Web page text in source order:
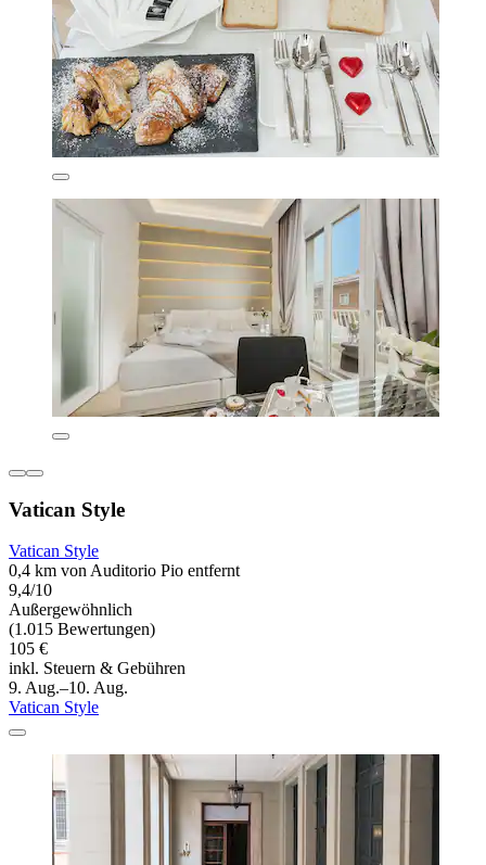
Vatican Style
Vatican Style
0,4 km von Auditorio Pio entfernt
9,4/10
Außergewöhnlich
(1.015 Bewertungen)
105 €
inkl. Steuern & Gebühren
9. Aug.–10. Aug.
Vatican Style